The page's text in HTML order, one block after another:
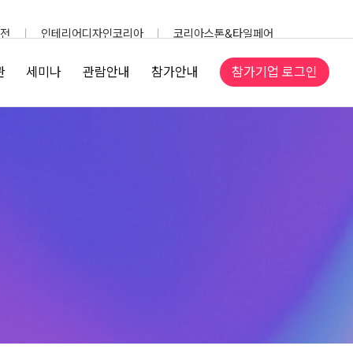
인테리어디자인코리아
코리아스톤&타일페어
세미나 관람안내 참가안내 참가기업 로그인